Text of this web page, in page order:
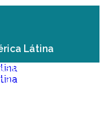
Látina